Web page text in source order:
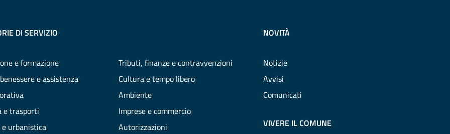
DI SERVIZIO
e formazione
e assistenza
e trasporti
urbanistica
Tributi, finanze e contravvenzioni
Cultura e tempo libero
Ambiente
Imprese e commercio
Autorizzazioni
NOVITÀ
Notizie
Avvisi
Comunicati
VIVERE IL COMUNE